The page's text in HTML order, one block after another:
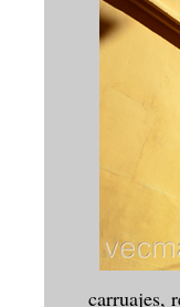
carruajes,